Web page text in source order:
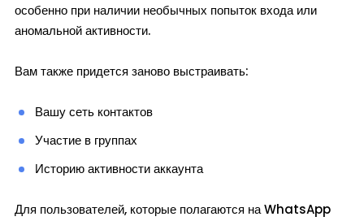
особенно при наличии необычных попыток входа или
аномальной активности.
Вам также придется заново выстраивать:
Вашу сеть контактов
Участие в группах
Историю активности аккаунта
Для пользователей, которые полагаются на WhatsApp